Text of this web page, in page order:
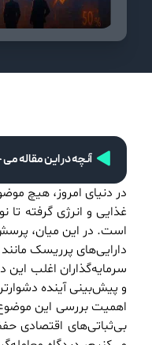
آنچه در این مقاله می
در دنیای امروز، هیچ
غذایی و انرژی گرفته
است. در این میان،
دارایی‌های پرریسک
سرمایه‌گذاران اغلب این
و پیش‌بینی آینده
اهمیت بررسی این موضوع
بی‌ثباتی‌های اقتصادی